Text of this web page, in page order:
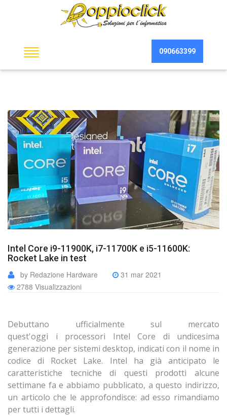
090663399
Intel Core i9-11900K, i7-11700K e i5-11600K:
Rocket Lake in test
by Redazione Hardware
31 mar 2021
2788 Visualizzazioni
Debuttano ufficialmente sul mercato
quest'oggi i processori Intel Core di undicesima
generazione per sistemi desktop, indicati con il nome in
codice di Rocket Lake. Intel ha già anticipato le
caratteristiche tecniche di questi prodotti alcune
settimane fa e abbiamo pubblicato, a questo indirizzo,
un articolo che le approfondisce: ad esso rimandiamo
per tutti i dettagli.